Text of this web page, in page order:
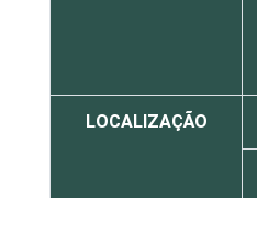
LOCALIZAÇÃO